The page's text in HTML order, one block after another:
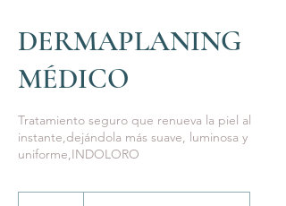
DERMAPLANING
MÉDICO
Tratamiento seguro que renueva la piel al
instante,dejándola más suave, luminosa y
uniforme,INDOLORO